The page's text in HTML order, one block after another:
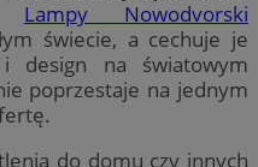
Lampy Nowodvorski
świecie, a cechuje je
design na światowym
poprzestaje na jednym
do domu czy innych